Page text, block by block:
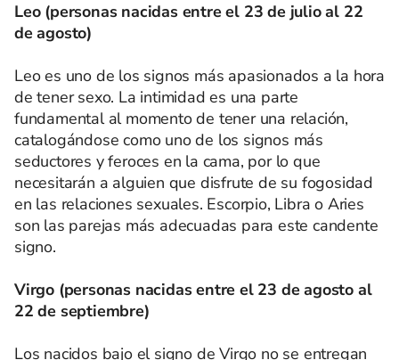
Leo (personas nacidas entre el 23 de julio al 22
de agosto)
Leo es uno de los signos más apasionados a la hora
de tener sexo. La intimidad es una parte
fundamental al momento de tener una relación,
catalogándose como uno de los signos más
seductores y feroces en la cama, por lo que
necesitarán a alguien que disfrute de su fogosidad
en las relaciones sexuales. Escorpio, Libra o Aries
son las parejas más adecuadas para este candente
signo.
Virgo (personas nacidas entre el 23 de agosto al
22 de septiembre)
Los nacidos bajo el signo de Virgo no se entregan